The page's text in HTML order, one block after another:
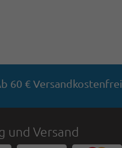
60 € Versandkostenfrei
und Versand